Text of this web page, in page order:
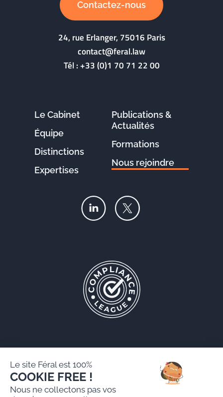
Contactez-nous
24, rue Erlanger, 75016 Paris
contact@feral.law
Tél :+33 (0)1 70 71 22 00
Le Cabinet
Équipe
Distinctions
Expertises
Publications &
Actualités
Formations
Nous rejoindre
Le site Féral est 100%
COOKIE FREE !
Nous ne collectons pas vos